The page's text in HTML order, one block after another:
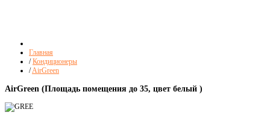
Главная
/ Кондиционеры
/AirGreen
AirGreen (Площадь помещения до 35, цвет белый )